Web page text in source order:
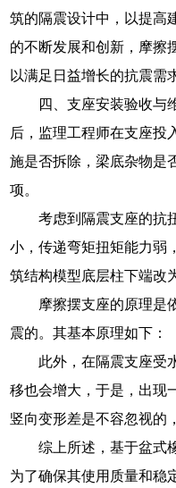
筑的隔震设计中，以提高
的不断发展和创新，摩擦
以满足日益增长的抗震需
四、支座安装验收与
后，监理工程师在支座投
施是否拆除，梁底杂物是
项。
考虑到隔震支座的抗
小，传递弯矩扭矩能力弱
筑结构模型底层柱下端改
摩擦摆支座的原理是
震的。其基本原理如下：
此外，在隔震支座受
移也会增大，于是，出现
竖向变形差是不容忽视的
综上所述，基于盆式
为了确保其使用质量和稳